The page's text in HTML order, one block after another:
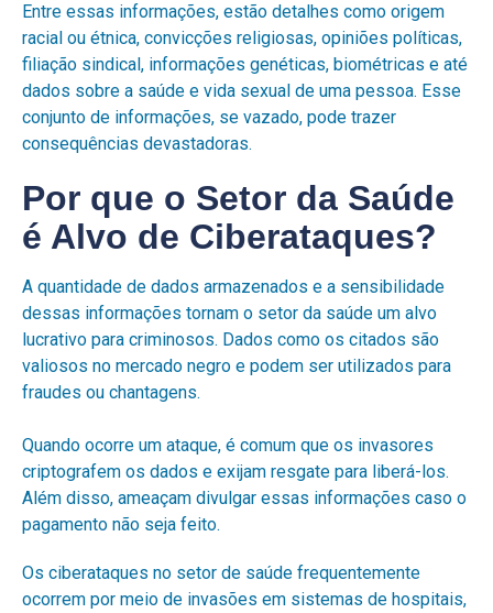
Entre essas informações, estão detalhes como origem
racial ou étnica, convicções religiosas, opiniões políticas,
filiação sindical, informações genéticas, biométricas e até
dados sobre a saúde e vida sexual de uma pessoa. Esse
conjunto de informações, se vazado, pode trazer
consequências devastadoras.
Por que o Setor da Saúde
é Alvo de Ciberataques?
A quantidade de dados armazenados e a sensibilidade
dessas informações tornam o setor da saúde um alvo
lucrativo para criminosos. Dados como os citados são
valiosos no mercado negro e podem ser utilizados para
fraudes ou chantagens.
Quando ocorre um ataque, é comum que os invasores
criptografem os dados e exijam resgate para liberá-los.
Além disso, ameaçam divulgar essas informações caso o
pagamento não seja feito.
Os ciberataques no setor de saúde frequentemente
ocorrem por meio de invasões em sistemas de hospitais,